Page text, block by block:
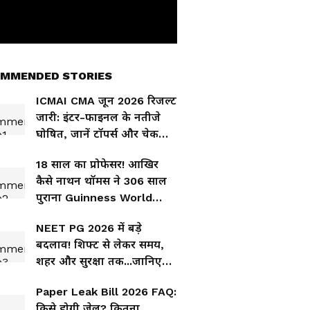
STORIES
ICMAI CMA जून 2026 रिजल्ट
जारी: इंटर-फाइनल के नतीजे
घोषित, जानें टॉपर्स और चेक
18 साल का प्रोफेसर! आखिर
कैसे नाथन थॉमस ने 306 साल
पुराना Guinness World
NEET PG 2026 में बड़े
बदलाव! शिफ्ट से लेकर समय,
शहर और सुरक्षा तक...जानिए
Paper Leak Bill 2026 FAQ: